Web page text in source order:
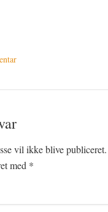
vil ikke blive publiceret.
med *